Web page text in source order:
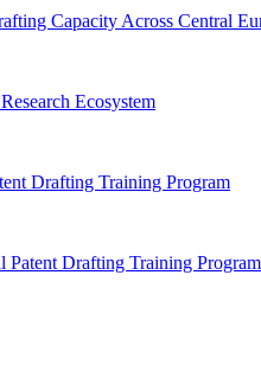
Capacity Across Central
Ecosystem
Drafting Training Program
Patent Drafting Training Program